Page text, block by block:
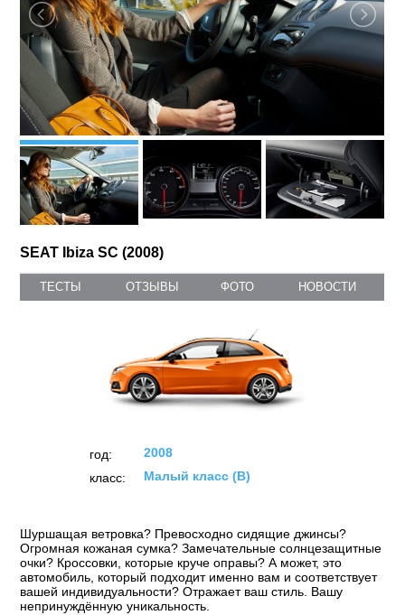
SEAT Ibiza SC (2008)
ТЕСТЫ ОТЗЫВЫ ФОТО НОВОСТИ
год:
2008
класс:
Малый класс (B)
Шуршащая ветровка? Превосходно сидящие джинсы?
Огромная кожаная сумка? Замечательные солнцезащитные
очки? Кроссовки, которые круче оправы? А может, это
автомобиль, который подходит именно вам и соответствует
вашей индивидуальности? Отражает ваш стиль. Вашу
непринуждённую уникальность.